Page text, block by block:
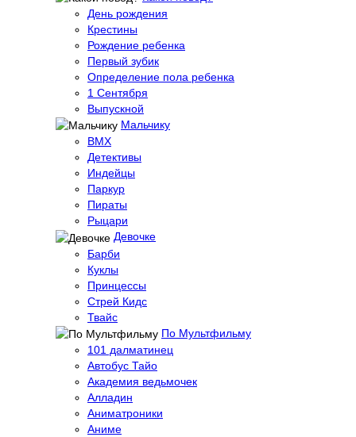
День рождения
Крестины
Рождение ребенка
Первый зубик
Определение пола ребенка
1 Сентября
Выпускной
Мальчику
BMX
Детективы
Индейцы
Паркур
Пираты
Рыцари
Девочке
Барби
Куклы
Принцессы
Стрей Кидс
Твайс
По Мультфильму
101 далматинец
Автобус Тайо
Академия ведьмочек
Алладин
Аниматроники
Аниме